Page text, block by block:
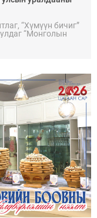
“Хүмүүн бичиг”
“Монголын